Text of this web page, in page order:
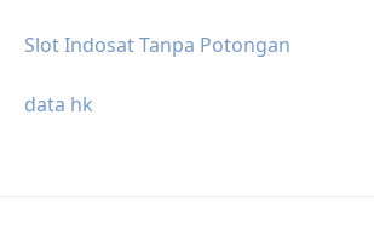
Slot Indosat Tanpa Potongan
data hk